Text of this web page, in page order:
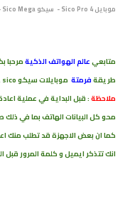
موبايل Sico Pro 4 - سيكو Sico Mega - سيكو Sico Duamond
متابعيعالم الهواتف الذكيةمرحبا
طريقةفرمتة موبايلات سيكو sico
ملاحظة: قبل البداية في عملية
محو كل البيانات الهاتف بمافي ذلك
كما ان بعض الاجهزة قد تطلب منك
انك تتذكر ايميل و كلمة المرور قبل